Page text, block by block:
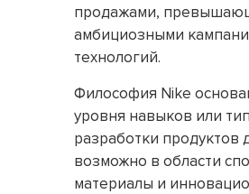
продажами,
амбициозными
технологий.
Философия Nike
уровня навыков или
разработки продуктов
возможно в области
материалы и